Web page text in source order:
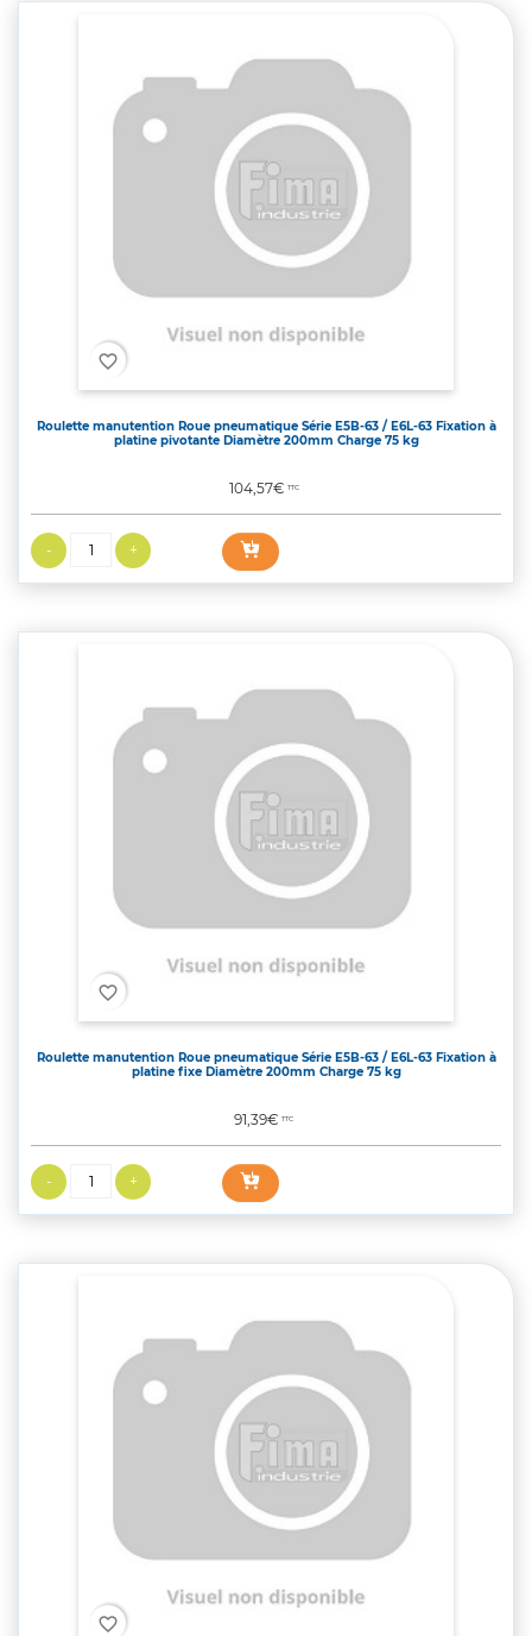
favorite_border
Roulette manutention Roue pneumatique Série E5B-63 / E6L-63 Fixation à
platine pivotante Diamètre 200mm Charge 75 kg
Prix
104,57€TTC
favorite_border
Roulette manutention Roue pneumatique Série E5B-63 / E6L-63 Fixation à
platine fixe Diamètre 200mm Charge 75 kg
Prix
91,39€TTC
favorite_border